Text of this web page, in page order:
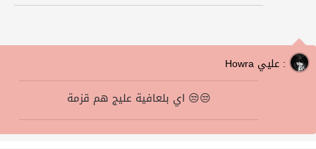
Howra عليي :
اي بلعافية عليج هم قزمة 😒😒